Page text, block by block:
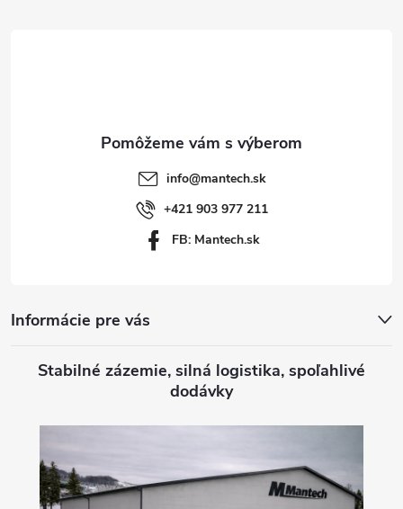
info@mantech.sk
+421 903 977 211
FB: Mantech.sk
Informácie pre vás
Stabilné zázemie, silná logistika, spoľahlivé
dodávky